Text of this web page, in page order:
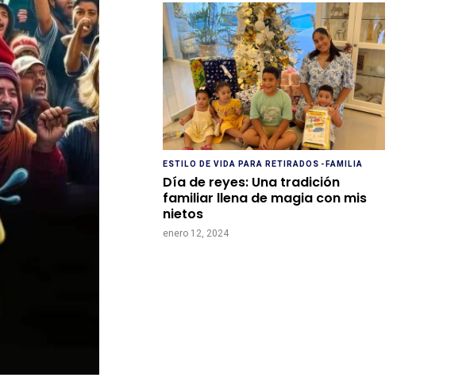
ESTILO DE VIDA PARA RETIRADOS -FAMILIA
Día de reyes: Una tradición
familiar llena de magia con mis
nietos
enero 12, 2024